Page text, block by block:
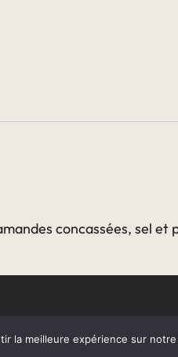
concassées, sel et
la meilleure expérience sur